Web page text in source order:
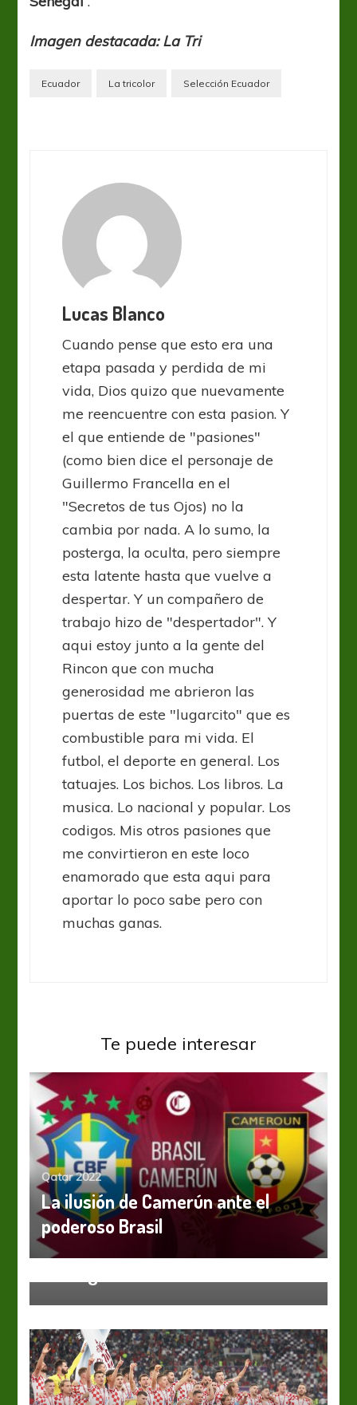
Imagen destacada: La Tri
Ecuador La tricolor Selección Ecuador
Lucas Blanco
Cuando pense que esto era una
etapa pasada y perdida de mi
vida, Dios quizo que nuevamente
me reencuentre con esta pasion. Y
el que entiende de "pasiones"
(como bien dice el personaje de
Guillermo Francella en el
"Secretos de tus Ojos) no la
cambia por nada. A lo sumo, la
posterga, la oculta, pero siempre
esta latente hasta que vuelve a
despertar. Y un compañero de
trabajo hizo de "despertador". Y
aqui estoy junto a la gente del
Rincon que con mucha
generosidad me abrieron las
puertas de este "lugarcito" que es
combustible para mi vida. El
futbol, el deporte en general. Los
tatuajes. Los bichos. Los libros. La
musica. Lo nacional y popular. Los
codigos. Mis otros pasiones que
me convirtieron en este loco
enamorado que esta aqui para
aportar lo poco sabe pero con
muchas ganas.
Te puede interesar
Qatar 2022
La ilusión de Camerún ante el
poderoso Brasil
Qatar 2022
México 1986, el mundial